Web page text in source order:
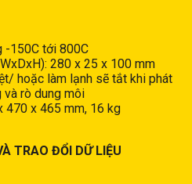
-150C tới 800C
280 x 25 x 100 mm
hoặc làm lạnh sẽ tắt khi phát
rò dung môi
470 x 465 mm, 16 kg
TRAO ĐỔI DỮ LIỆU